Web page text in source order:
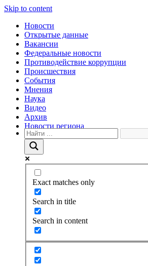
Skip to content
Новости
Открытые данные
Вакансии
Федеральные новости
Противодействие коррупции
Происшествия
События
Мнения
Наука
Видео
Архив
Новости региона
Exact matches only
Search in title
Search in content